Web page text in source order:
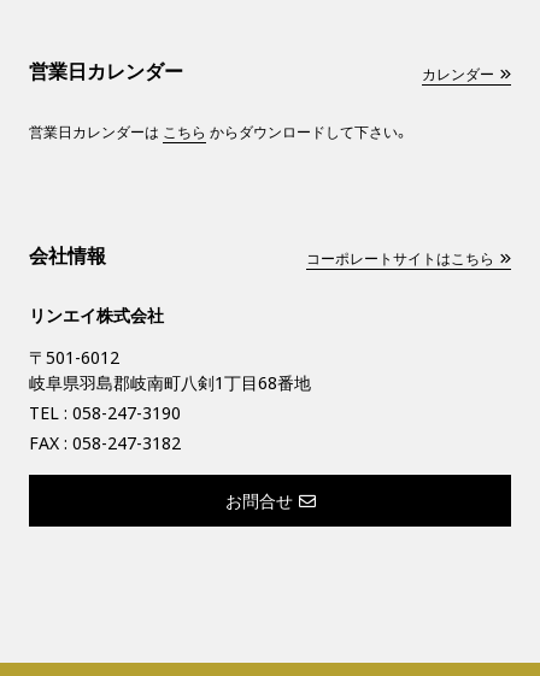
営業日カレンダー カレンダー
営業日カレンダーは こちら からダウンロードして下さい。
会社情報 コーポレートサイトはこちら
リンエイ株式会社
〒501-6012
岐阜県羽島郡岐南町八剣1丁目68番地
TEL : 058-247-3190
FAX : 058-247-3182
お問合せ